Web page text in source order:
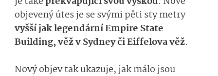
objevený útes je se svými pěti sty metry
vyšší jak legendární Empire State
Building, věž v Sydney či Eiffelova věž.
Nový objev tak ukazuje, jak málo jsou